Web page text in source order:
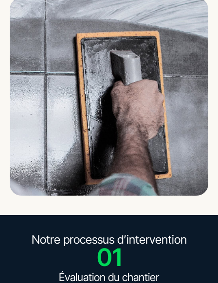
Notre processus d’intervention
01
Évaluation du chantier